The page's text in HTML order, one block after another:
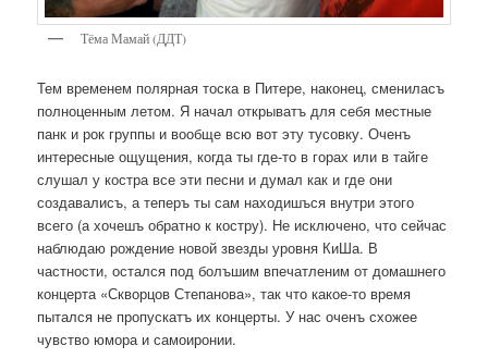
Тёма Мамай (ДДТ)
Тем временем полярная тоска в Питере, наконец, смениласъ
полноценным летом. Я начал открыватъ для себя местные
панк и рок группы и вообще всю вот эту тусовку. Оченъ
интересные ощущения, когда ты где-то в горах или в тайге
слушал у костра все эти песни и думал как и где они
создавалисъ, а теперъ ты сам находишъся внутри этого
всего (а хочешъ обратно к костру). Не исключено, что сейчас
наблюдаю рождение новой звезды уровня КиШа. В
частности, остался под болъшим впечатленим от домашнего
концерта «Скворцов Степанова», так что какое-то время
пытался не пропускатъ их концерты. У нас оченъ схожее
чувство юмора и самоиронии.